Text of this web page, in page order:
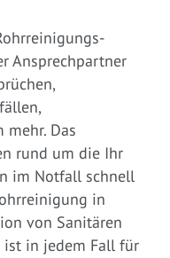
Ansprechpartner
Das
rund um die Ihr
im Notfall schnell
in
von Sanitären
ist in jedem Fall für